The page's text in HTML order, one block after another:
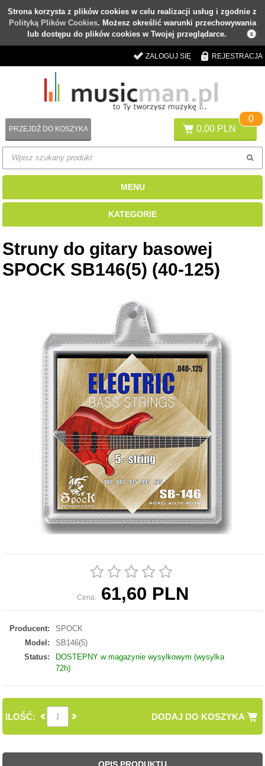
Strona korzysta z plików cookies w celu realizacji usług i zgodnie z
Polityką Plików Cookies. Możesz określić warunki przechowywania
lub dostępu do plików cookies w Twojej przeglądarce.
ZALOGUJ SIĘ REJESTRACJA
0,00 PLN
0
PRZEJDŹ DO KOSZYKA
MENU
KATEGORIE
Struny do gitary basowej
SPOCK SB146(5) (40-125)
Cena: 61,60 PLN
Producent:
SPOCK
Model:
SB146(5)
Status:
DOSTEPNY w magazynie wysylkowym (wysylka
72h)
DODAJ DO KOSZYKA
ILOŚĆ: